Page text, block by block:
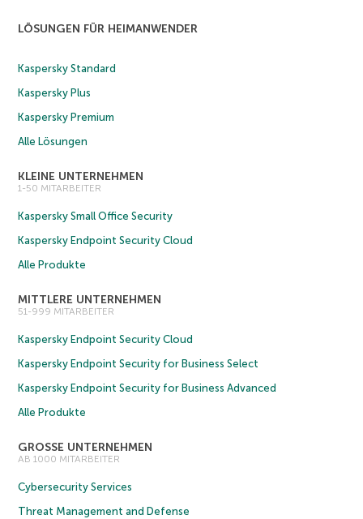
LÖSUNGEN FÜR HEIMANWENDER
Kaspersky Standard
Kaspersky Plus
Kaspersky Premium
Alle Lösungen
KLEINE UNTERNEHMEN
1-50 MITARBEITER
Kaspersky Small Office Security
Kaspersky Endpoint Security Cloud
Alle Produkte
MITTLERE UNTERNEHMEN
51-999 MITARBEITER
Kaspersky Endpoint Security Cloud
Kaspersky Endpoint Security for Business Select
Kaspersky Endpoint Security for Business Advanced
Alle Produkte
GROSSE UNTERNEHMEN
AB 1000 MITARBEITER
Cybersecurity Services
Threat Management and Defense